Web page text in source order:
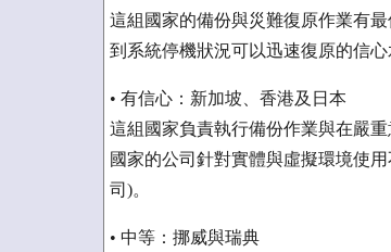
這組國家的備份與災難復原作業有
到系統停機狀況可以迅速復原的信心
• 有信心：新加坡、香港及日本
這組國家負責執行備份作業與在嚴
國家的公司針對實體與虛擬環境使
司)。
• 中等：挪威與瑞典